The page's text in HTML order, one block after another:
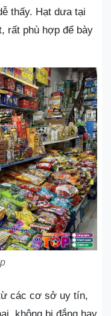
thấy. Hạt dưa tại
rất phù hợp để bày
các cơ sở uy tín,